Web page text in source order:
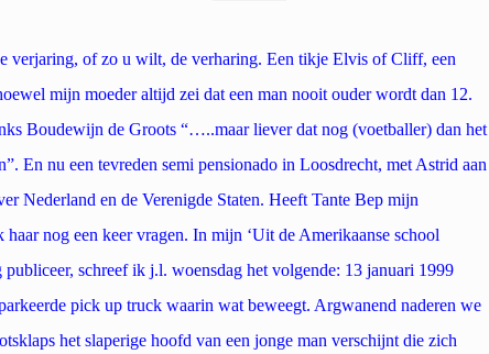
verjaring, of zo u wilt, de verharing. Een tikje Elvis of Cliff, een
mijn moeder altijd zei dat een man nooit ouder wordt dan 12.
Boudewijn de Groots “…..maar liever dat nog (voetballer) dan het
En nu een tevreden semi pensionado in Loosdrecht, met Astrid aan
Nederland en de Verenigde Staten. Heeft Tante Bep mijn
nog een keer vragen. In mijn ‘Uit de Amerikaanse school
publiceer, schreef ik j.l. woensdag het volgende: 13 januari 1999
pick up truck waarin wat beweegt. Argwanend naderen we
het slaperige hoofd van een jonge man verschijnt die zich